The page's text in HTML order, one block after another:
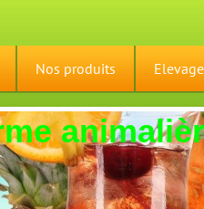
Nos produits Elevage